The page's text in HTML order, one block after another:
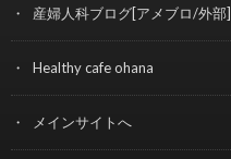
産婦人科ブログ[アメブロ/外部]
Healthy cafe ohana
メインサイトへ